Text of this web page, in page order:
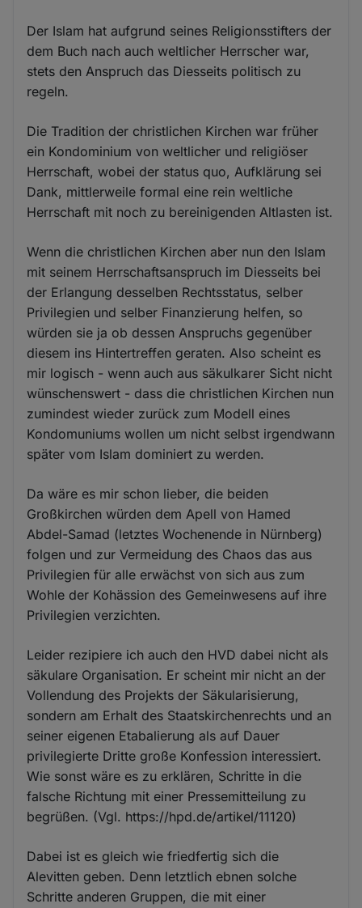
Der Islam hat aufgrund seines Religionsstifters der
dem Buch nach auch weltlicher Herrscher war,
stets den Anspruch das Diesseits politisch zu
regeln.
Die Tradition der christlichen Kirchen war früher
ein Kondominium von weltlicher und religiöser
Herrschaft, wobei der status quo, Aufklärung sei
Dank, mittlerweile formal eine rein weltliche
Herrschaft mit noch zu bereinigenden Altlasten ist.
Wenn die christlichen Kirchen aber nun den Islam
mit seinem Herrschaftsanspruch im Diesseits bei
der Erlangung desselben Rechtsstatus, selber
Privilegien und selber Finanzierung helfen, so
würden sie ja ob dessen Anspruchs gegenüber
diesem ins Hintertreffen geraten. Also scheint es
mir logisch - wenn auch aus säkulkarer Sicht nicht
wünschenswert - dass die christlichen Kirchen nun
zumindest wieder zurück zum Modell eines
Kondomuniums wollen um nicht selbst irgendwann
später vom Islam dominiert zu werden.
Da wäre es mir schon lieber, die beiden
Großkirchen würden dem Apell von Hamed
Abdel-Samad (letztes Wochenende in Nürnberg)
folgen und zur Vermeidung des Chaos das aus
Privilegien für alle erwächst von sich aus zum
Wohle der Kohässion des Gemeinwesens auf ihre
Privilegien verzichten.
Leider rezipiere ich auch den HVD dabei nicht als
säkulare Organisation. Er scheint mir nicht an der
Vollendung des Projekts der Säkularisierung,
sondern am Erhalt des Staatskirchenrechts und an
seiner eigenen Etabalierung als auf Dauer
privilegierte Dritte große Konfession interessiert.
Wie sonst wäre es zu erklären, Schritte in die
falsche Richtung mit einer Pressemitteilung zu
begrüßen. (Vgl. https://hpd.de/artikel/11120)
Dabei ist es gleich wie friedfertig sich die
Alevitten geben. Denn letztlich ebnen solche
Schritte anderen Gruppen, die mit einer